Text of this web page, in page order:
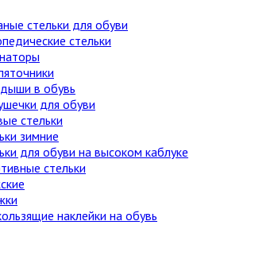
стельки для обуви
стельки
в обувь
для обуви
стельки
зимние
для обуви на высоком каблуке
стельки
наклейки на обувь